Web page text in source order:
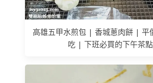
高雄五甲水煎包 | 香城蔥肉餅 | 平
吃 | 下班必買的下午茶